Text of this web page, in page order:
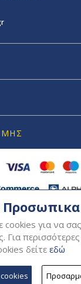
cookies για να
Για
δείτε εδώ